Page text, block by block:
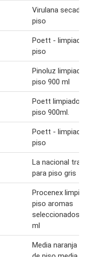
Virulana
piso
Poett -
piso
Pinoluz limpiador
piso 900 ml
Poett limpiador
piso 900ml.
Poett -
piso
La nacional
para piso gris
Procenex
piso aromas
seleccionados
ml
Media naranja